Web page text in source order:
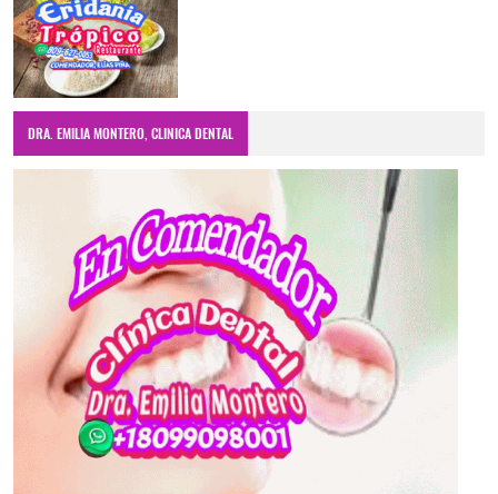
DRA. EMILIA MONTERO, CLINICA DENTAL